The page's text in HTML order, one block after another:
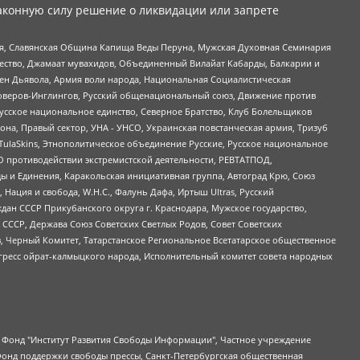
силу решение о ликвидации или запрете
Славянская Община Капища Веды Перуна, Мужская Духовная Семинария
Джамаат мувахидов, Объединенный Вилайат Кабарды, Балкарии и
Дьявола, Армия воли народа, Национальная Социалистическая
Инглингов, Русский общенациональный союз, Движение против
национальное единство, Северное Братство, Клуб Болельщиков
Правый сектор, УНА - УНСО, Украинская повстанческая армия, Тризуб
Этнополитическое объединение Русские, Русское национальное
экстремистской деятельности, РЕВТАТПОД,
Единения, Каракольская инициативная группа, Автоград Крю, Союз
Нация и свобода, W.H.С., Фалунь Дафа, Иртыш Ultras, Русский
Прикубанского округа г. Краснодара, Мужское государство,
Держава Союз Советских Светлых Родов, Совет Советских
Комитет, Татарстанское Региональное Всетатарское общественное
ойрат-калмыцкого народа, Исполнительный комитет совета народных
группа ЛГБТ+ "Реверс", Алексеев Андрей Викторович, Бекбулатова Таисия Львовна, Беляев Иван Михайлович, Владыкина Елена Сергеевна, Гельман Марат Александрович, Никульшина Вероника Юрьевна, Толоконникова Надежда Андреевна, Шендерович Виктор Анатольевич, Общество с ограниченной ответственностью "Данное сообщение", Общество с ограниченной ответственностью Издательский дом "Новая глава", Айнбиндер Александра Александровна, Московский комьюнити-центр для ЛГБТ+инициатив, Благотворительный фонд развития филантропии, Deutsche Welle (Германия, Kurt-Schumacher-Strasse 3, 53113 Bonn), Борзунова Мария Михайловна, Воробьев Виктор Викторович, Голубева Анна Львовна, Константинова Алла Михайловна, Малкова Ирина Владимировна, Мурадов Мурад Абдулгалимович, Осетинская Елизавета Николаевна, Понасенков Евгений Николаевич, Ганапольский Матвей Юрьевич, Киселев Евгений Алексеевич, Борухович Ирина Григорьевна, Дремин Иван Тимофеевич, Дубровский Дмитрий Викторович, Красноярская региональная общественная организация поддержки и развития альтернативных образовательных технологий и межкультурных коммуникаций "ИНТЕРРА", Маяковская Екатерина Алексеевна, Фейгин Марк Захарович, Филимонов Андрей Викторович, Дзугкоева Регина Николаевна, Доброхотов Роман Александрович, Дудь Юрий Александрович, Елкин Сергей Владимирович, Кругликов Кирилл Игоревич, Сабунаева Мария Леонидовна, Семенов Алексей Владимирович, Шаинян Карен Багратович, Шульман Екатерина Михайловна, Асафьев Артур Валерьевич, Вахштайн Виктор Семенович, Венедиктов Алексей Алексеевич, Лушникова Екатерина Евгеньевна, Волков Леонид Михайлович, Невзоров Александр Глебович, Пархоменко Сергей Борисович, Сироткин Ярослав Николаевич, Кара-Мурза Владимир Владимирович, Баранова Наталья Владимировна, Гозман Леонид Яковлевич, Кагарлицкий Борис Юльевич, Климарев Михаил Валерьевич, Милов Владимир Станиславович, Автономная некоммерческая организация Краснодарский центр современного искусства "Типография", Моргенштерн Алишер Тагирович, Соболь Любовь Эдуардовна, Общество с ограниченной ответственностью "ЛИЗА НОРМ", Каспаров Гарри Кимович, Ходорковский Михаил Борисович, Общество с ограниченной ответственностью "Апрельские тезисы", Данилович Ирина Брониславовна, Кашин Олег Владимирович, Петров Николай Владимирович, Пивоваров Алексей Владимирович, Соколов Михаил Владимирович, Цветкова Юлия Владимировна, Чичваркин Евгений Александрович, Комитет против пыток/Команда против пыток, Общество с ограниченной ответственностью "Первый научный", Общество с ограниченной ответственностью "Вертолет и ко", Белоцерковская Вероника Борисовна, Кац Максим Евгеньевич, Лазарева Татьяна Юрьевна, Шаведдинов Руслан Табризович, Яшин Илья Валерьевич, Общество с ограниченной ответственностью "Иноагент ААВ", Алешковский Дмитрий Петрович, Альбац Евгения Марковна, Быков Дмитрий Львович, Галямина Юлия Евгеньевна, Лойко Сергей Леонидович, Мартынов Кирилл Константинович, Медведев Сергей Александрович, Крашенинников Федор Геннадиевич, Гордеева Катерина Вл